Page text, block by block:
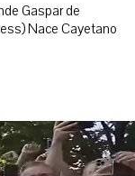
Gaspar de
Nace Cayetano